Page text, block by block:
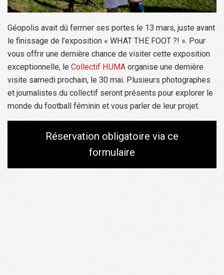
Géopolis avait dû fermer ses portes le 13 mars, juste avant
le finissage de l’exposition « WHAT THE FOOT ?! ». Pour
vous offrir une dernière chance de visiter cette exposition
exceptionnelle, le Collectif HUMA organise une dernière
visite samedi prochain, le 30 mai. Plusieurs photographes
et journalistes du collectif seront présents pour explorer le
monde du football féminin et vous parler de leur projet.
Réservation obligatoire via ce
formulaire